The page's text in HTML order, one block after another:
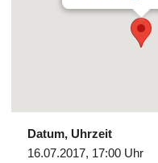
Datum, Uhrzeit
16.07.2017, 17:00 Uhr